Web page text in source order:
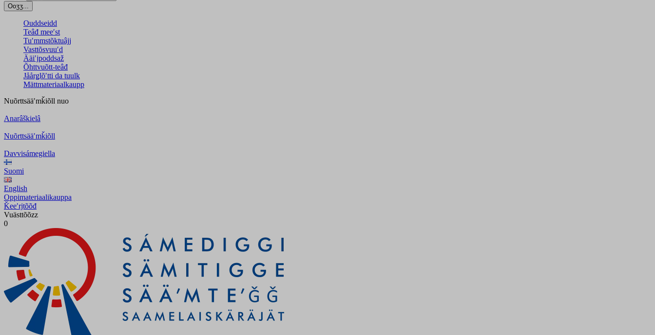
Ooʒʒ...
Ouddseidd
Teâđ meeʹst
Tuʹmmstõktuâjj
Vasttõsvuuʹd
Ääiʹjpoddsaž
Õhttvuõtt-teâđ
Jåårǥlõʹtti da tuulk
Mättmateriaalkaupp
Nuõrttsääʹmǩiõll nuo
Anarâškielâ
Nuõrttsääʹmǩiõll
Davvisámegiella
Suomi
English
Oppimateriaalikauppa
Ǩeeʹrjtõõđ
Vuästtõõzz
0